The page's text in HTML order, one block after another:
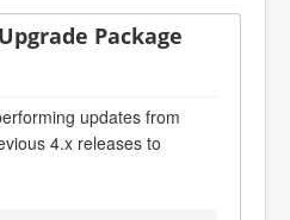
Package
updates from
4.x releases to